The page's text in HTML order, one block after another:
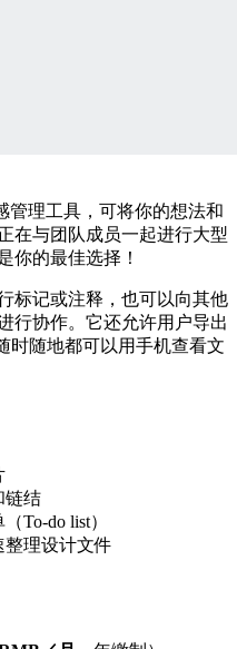
管理工具，可将你的想法和
在与团队成员一起进行大型
你的最佳选择！
标记或注释，也可以向其他
行协作。它还允许用户导出
时随地都可以用手机查看文
链结
To-do list）
理设计文件